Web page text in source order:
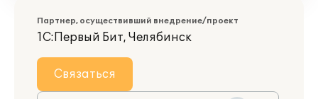
Партнер, осуществивший внедрение/проект
1С:Первый Бит, Челябинск
Связаться